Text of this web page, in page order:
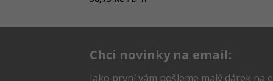
Chci novinky na email:
Jako první vám pošleme malý dárek na